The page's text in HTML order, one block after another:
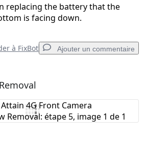
replacing the battery that the
is facing down.
à FixBot Ajouter un commentaire
Ajouter un commentaire